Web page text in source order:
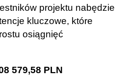
projektu nabędzie
kluczowe, które
osiągnięć
579,58 PLN